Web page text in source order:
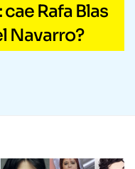
Rafa Blas
Navarro?